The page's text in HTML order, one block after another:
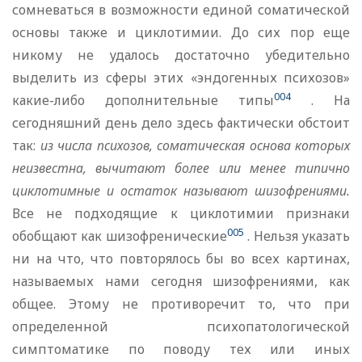
сомневаться в возможности единой соматической
основы также и циклотимии. До сих пор еще
никому не удалось достаточно убедительно
выделить из сферы этих «эндогенных психозов»
какие-либо дополнительные типы004
. На
сегодняшний день дело здесь фактически обстоит
так: из числа психозов, соматическая основа которых
неизвестна, вычитают более или менее типично
циклотимные и остаток называют шизофрениями.
Все не подходящие к циклотимии признаки
обобщают как шизофренические005 . Нельзя указать
ни на что, что повторялось бы во всех картинах,
называемых нами сегодня шизофрениями, как
общее. Этому не противоречит то, что при
определенной психопатологической
симптоматике по поводу тех или иных